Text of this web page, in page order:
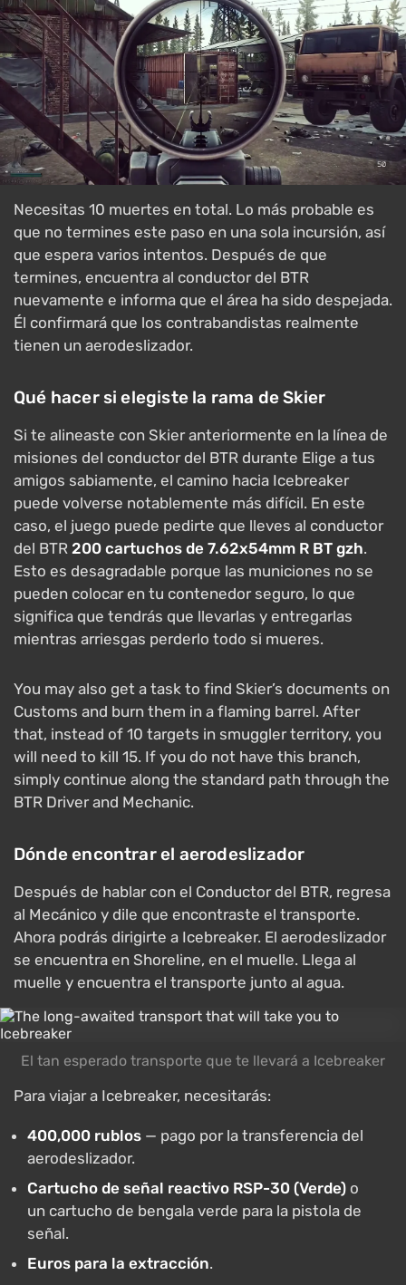
Necesitas 10 muertes en total. Lo más probable es
que no termines este paso en una sola incursión, así
que espera varios intentos. Después de que
termines, encuentra al conductor del BTR
nuevamente e informa que el área ha sido despejada.
Él confirmará que los contrabandistas realmente
tienen un aerodeslizador.
Qué hacer si elegiste la rama de Skier
Si te alineaste con Skier anteriormente en la línea de
misiones del conductor del BTR durante Elige a tus
amigos sabiamente, el camino hacia Icebreaker
puede volverse notablemente más difícil. En este
caso, el juego puede pedirte que lleves al conductor
del BTR 200 cartuchos de 7.62x54mm R BT gzh.
Esto es desagradable porque las municiones no se
pueden colocar en tu contenedor seguro, lo que
significa que tendrás que llevarlas y entregarlas
mientras arriesgas perderlo todo si mueres.
You may also get a task to find Skier’s documents on
Customs and burn them in a flaming barrel. After
that, instead of 10 targets in smuggler territory, you
will need to kill 15. If you do not have this branch,
simply continue along the standard path through the
BTR Driver and Mechanic.
Dónde encontrar el aerodeslizador
Después de hablar con el Conductor del BTR, regresa
al Mecánico y dile que encontraste el transporte.
Ahora podrás dirigirte a Icebreaker. El aerodeslizador
se encuentra en Shoreline, en el muelle. Llega al
muelle y encuentra el transporte junto al agua.
El tan esperado transporte que te llevará a Icebreaker
Para viajar a Icebreaker, necesitarás:
400,000 rublos — pago por la transferencia del
aerodeslizador.
Cartucho de señal reactivo RSP-30 (Verde) o
un cartucho de bengala verde para la pistola de
señal.
Euros para la extracción.